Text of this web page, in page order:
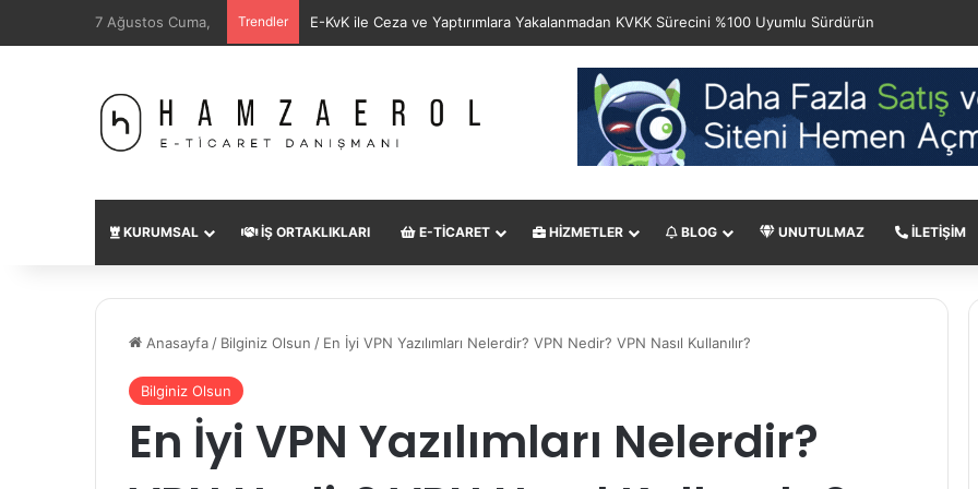
7 Ağustos Cuma, Trendler SEO Uzmanı Nedir?
KURUMSAL İŞ ORTAKLIKLARI E-TICARET HIZMETLER BLOG UNUTULMAZ İLETIŞIM
Anasayfa / Bilginiz Olsun / En İyi VPN Yazılımları Nelerdir? VPN Nedir? VPN Nasıl Kullanılır?
Bilginiz Olsun
En İyi VPN Yazılımları Nelerdir?